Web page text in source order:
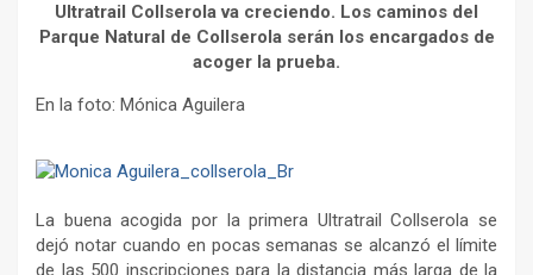
Ultratrail Collserola va creciendo. Los caminos del
Parque Natural de Collserola serán los encargados de
acoger la prueba.
En la foto: Mónica Aguilera
La buena acogida por la primera Ultratrail Collserola se
dejó notar cuando en pocas semanas se alcanzó el límite
de las 500 inscripciones para la distancia más larga de la